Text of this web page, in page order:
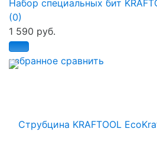
избранное сравнить
Набор специальных бит
(0)
1 590 руб.